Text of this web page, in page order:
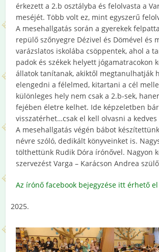
érkezett a 2.b osztályba és felolvasta a
meséjét. Több volt ez, mint egyszerű
A mesehallgatás során a gyerekek
repülő szőnyegre Dézivel és Dömével és
varázslatos iskolába csöppentek, ahol a
padok és székek helyett jógamatracokon
állatok tanítanak, akiktől megtanulhatják
elengedni a félelmed, kitartani a cél
különleges hely nem csak a 2.b-sek,
fejében életre kelhet. Ide képzeletben
visszatérhet…csak el kell olvasni a
A mesehallgatás végén bábot
névre szóló, dedikált könyveinket is.
tölthettünk Rudik Dóra írónővel. Nagyon
szervezést Varga – Karácson Andrea
Az írónő facebook bejegyzése itt érhető el